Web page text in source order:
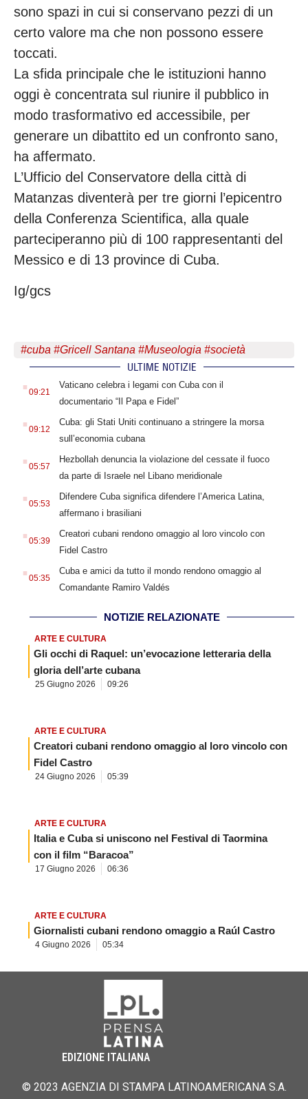
sono spazi in cui si conservano pezzi di un
certo valore ma che non possono essere
toccati.
La sfida principale che le istituzioni hanno
oggi è concentrata sul riunire il pubblico in
modo trasformativo ed accessibile, per
generare un dibattito ed un confronto sano,
ha affermato.
L’Ufficio del Conservatore della città di
Matanzas diventerà per tre giorni l’epicentro
della Conferenza Scientifica, alla quale
parteciperanno più di 100 rappresentanti del
Messico e di 13 province di Cuba.
Ig/gcs
#cuba #Gricell Santana #Museologia #società
ULTIME NOTIZIE
. 09:21
Vaticano celebra i legami con Cuba con il
documentario “Il Papa e Fidel”
. 09:12
Cuba: gli Stati Uniti continuano a stringere la morsa
sull’economia cubana
. 05:57
Hezbollah denuncia la violazione del cessate il fuoco
da parte di Israele nel Libano meridionale
. 05:53
Difendere Cuba significa difendere l’America Latina,
affermano i brasiliani
. 05:39
Creatori cubani rendono omaggio al loro vincolo con
Fidel Castro
. 05:35
Cuba e amici da tutto il mondo rendono omaggio al
Comandante Ramiro Valdés
NOTIZIE RELAZIONATE
ARTE E CULTURA
Gli occhi di Raquel: un’evocazione letteraria della
gloria dell’arte cubana
25 Giugno 2026 09:26
ARTE E CULTURA
Creatori cubani rendono omaggio al loro vincolo con
Fidel Castro
24 Giugno 2026 05:39
ARTE E CULTURA
Italia e Cuba si uniscono nel Festival di Taormina
con il film “Baracoa”
17 Giugno 2026 06:36
ARTE E CULTURA
Giornalisti cubani rendono omaggio a Raúl Castro
4 Giugno 2026 05:34
EDIZIONE ITALIANA
© 2023 AGENZIA DI STAMPA LATINOAMERICANA S.A.